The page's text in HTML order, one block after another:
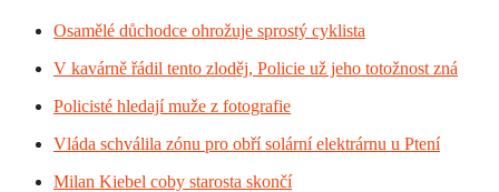
Osamělé důchodce ohrožuje sprostý cyklista
V kavárně řádil tento zloděj, Policie už jeho totožnost zná
Policisté hledají muže z fotografie
Vláda schválila zónu pro obří solární elektrárnu u Ptení
Milan Kiebel coby starosta skončí